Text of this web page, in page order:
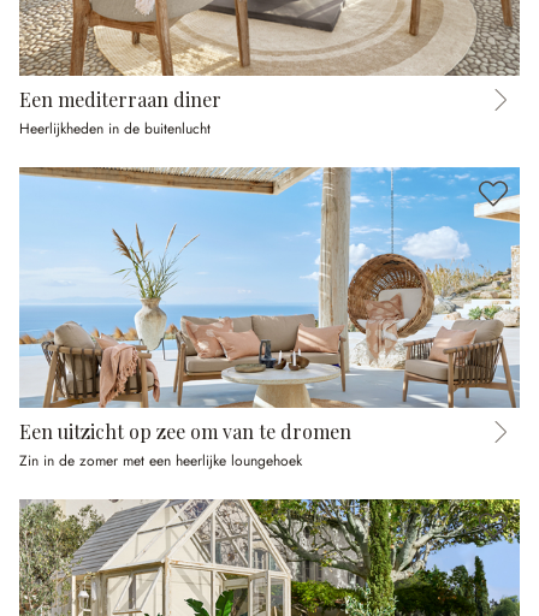
Een mediterraan diner
Heerlijkheden in de buitenlucht
Een uitzicht op zee om van te dromen
Zin in de zomer met een heerlijke loungehoek